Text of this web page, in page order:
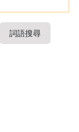
詞語搜尋